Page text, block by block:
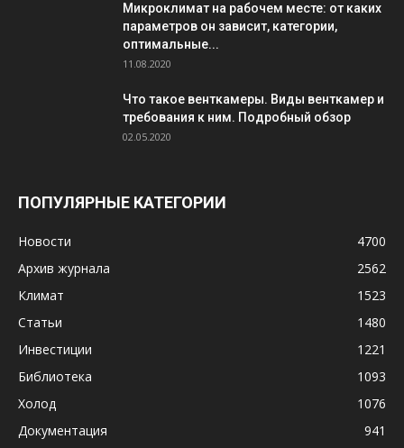
Микроклимат на рабочем месте: от каких
параметров он зависит, категории,
оптимальные...
11.08.2020
Что такое венткамеры. Виды венткамер и
требования к ним. Подробный обзор
02.05.2020
ПОПУЛЯРНЫЕ КАТЕГОРИИ
Новости
4700
Архив журнала
2562
Климат
1523
Статьи
1480
Инвестиции
1221
Библиотека
1093
Холод
1076
Документация
941